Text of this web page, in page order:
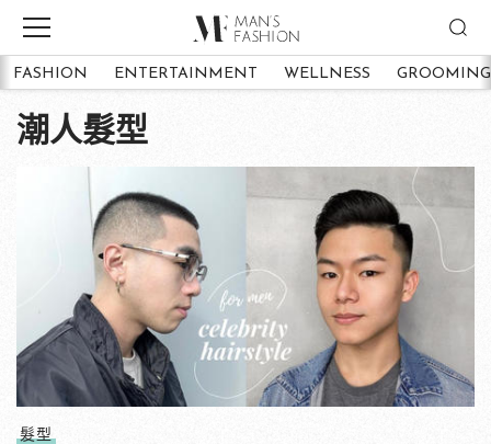
FASHION ENTERTAINMENT WELLNESS GROOMING
潮人髮型
髮型